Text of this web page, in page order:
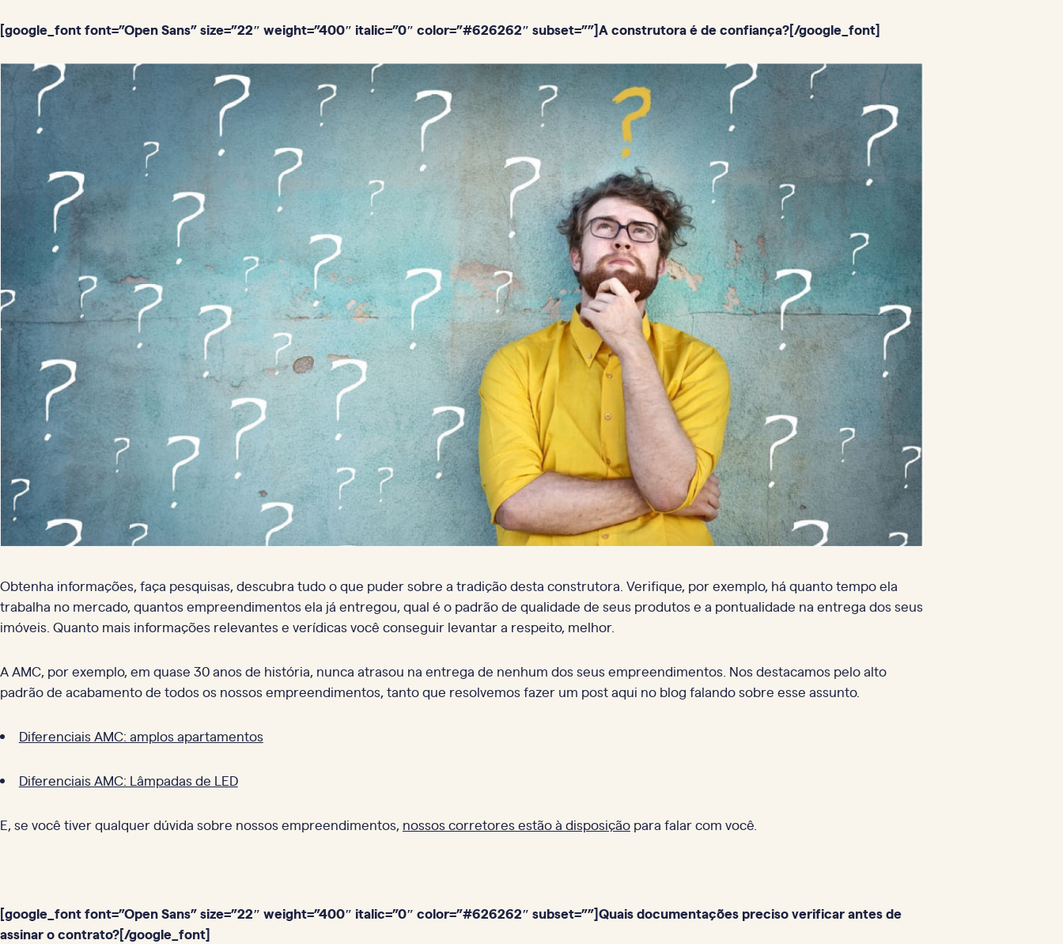
[google_font font=”Open Sans” size=”22″ weight=”400″ italic=”0″ color=”#626262″ subset=””]A construtora é de confiança?[/google_font]
Obtenha informações, faça pesquisas, descubra tudo o que puder sobre a tradição desta construtora. Verifique, por exemplo, há quanto tempo ela
trabalha no mercado, quantos empreendimentos ela já entregou, qual é o padrão de qualidade de seus produtos e a pontualidade na entrega dos seus
imóveis. Quanto mais informações relevantes e verídicas você conseguir levantar a respeito, melhor.
A AMC, por exemplo, em quase 30 anos de história, nunca atrasou na entrega de nenhum dos seus empreendimentos. Nos destacamos pelo alto
padrão de acabamento de todos os nossos empreendimentos, tanto que resolvemos fazer um post aqui no blog falando sobre esse assunto.
Diferenciais AMC: amplos apartamentos
Diferenciais AMC: Lâmpadas de LED
E, se você tiver qualquer dúvida sobre nossos empreendimentos, nossos corretores estão à disposição para falar com você.
[google_font font=”Open Sans” size=”22″ weight=”400″ italic=”0″ color=”#626262″ subset=””]Quais documentações preciso verificar antes de
assinar o contrato?[/google_font]